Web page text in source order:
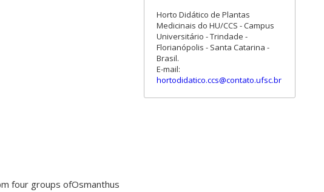
four groups ofOsmanthus
Horto Didático de Plantas
Medicinais do HU/CCS - Campus
Universitário - Trindade -
Florianópolis - Santa Catarina -
Brasil.
E-mail:
hortodidatico.ccs@contato.ufsc.br